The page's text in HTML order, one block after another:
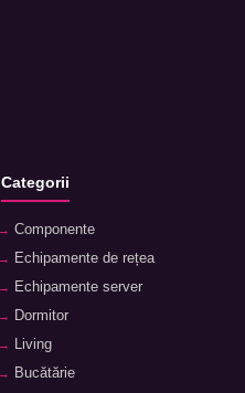
Categorii
Componente
Echipamente de rețea
Echipamente server
Dormitor
Living
Bucătărie